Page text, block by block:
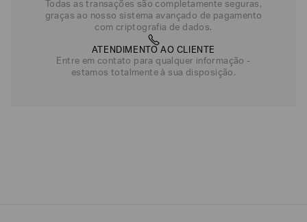
Todas as transações são completamente seguras,
graças ao nosso sistema avançado de pagamento
com criptografia de dados.
ATENDIMENTO AO CLIENTE
Entre em contato para qualquer informação -
estamos totalmente à sua disposição.